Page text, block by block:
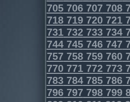
705706707708
718719720721
731732733734
744745746747
757758759760
770771772773
783784785786
796797798799